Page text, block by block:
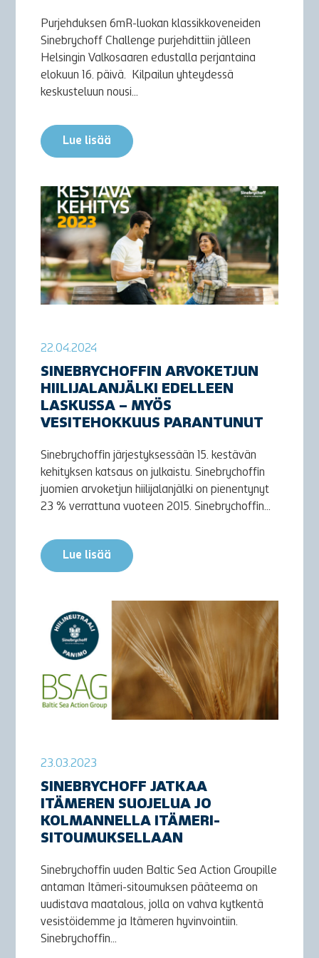
Purjehduksen 6mR-luokan klassikkoveneiden
Sinebrychoff Challenge purjehdittiin jälleen
Helsingin Valkosaaren edustalla perjantaina
elokuun 16. päivä. Kilpailun yhteydessä
keskusteluun nousi...
Lue lisää
22.04.2024
SINEBRYCHOFFIN ARVOKETJUN
HIILIJALANJÄLKI EDELLEEN
LASKUSSA – MYÖS
VESITEHOKKUUS PARANTUNUT
Sinebrychoffin järjestyksessään 15. kestävän
kehityksen katsaus on julkaistu. Sinebrychoffin
juomien arvoketjun hiilijalanjälki on pienentynyt
23 % verrattuna vuoteen 2015. Sinebrychoffin...
Lue lisää
23.03.2023
SINEBRYCHOFF JATKAA
ITÄMEREN SUOJELUA JO
KOLMANNELLA ITÄMERI-
SITOUMUKSELLAAN
Sinebrychoffin uuden Baltic Sea Action Groupille
antaman Itämeri-sitoumuksen pääteema on
uudistava maatalous, jolla on vahva kytkentä
vesistöidemme ja Itämeren hyvinvointiin.
Sinebrychoffin...